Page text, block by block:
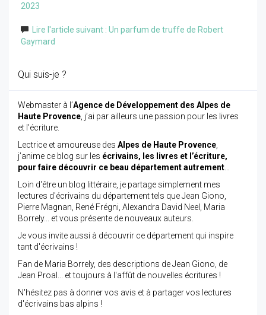
2023
Lire l'article suivant : Un parfum de truffe de Robert
Gaymard
Qui suis-je ?
Webmaster à l’Agence de Développement des Alpes de
Haute Provence , j’ai par ailleurs une passion pour les livres
et l’écriture.
Lectrice et amoureuse des Alpes de Haute Provence
j’anime ce blog sur les écrivains, les livres et l’écriture,
pour faire découvrir ce beau département autrement
Loin d'être un blog littéraire, je partage simplement mes
lectures d'écrivains du département tels que Jean Giono,
Pierre Magnan, René Frégni, Alexandra David Neel, Maria
Borrely... et vous présente de nouveaux auteurs.
Je vous invite aussi à découvrir ce département qui inspire
tant d'écrivains !
Fan de Maria Borrely, des descriptions de Jean Giono, de
Jean Proal... et toujours à l'affût de nouvelles écritures !
N'hésitez pas à donner vos avis et à partager vos lectures
d'écrivains bas alpins !